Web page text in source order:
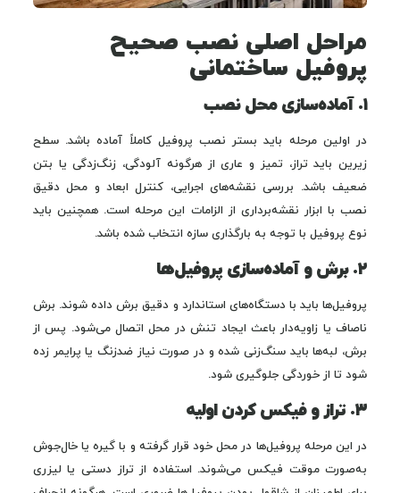
مراحل اصلی نصب صحیح
پروفیل ساختمانی
۱. آماده‌سازی محل نصب
در اولین مرحله باید بستر نصب پروفیل کاملاً آماده باشد. سطح
زیرین باید تراز، تمیز و عاری از هرگونه آلودگی، زنگ‌زدگی یا بتن
ضعیف باشد. بررسی نقشه‌های اجرایی، کنترل ابعاد و محل دقیق
نصب با ابزار نقشه‌برداری از الزامات این مرحله است. همچنین باید
نوع پروفیل با توجه به بارگذاری سازه انتخاب شده باشد.
۲. برش و آماده‌سازی پروفیل‌ها
پروفیل‌ها باید با دستگاه‌های استاندارد و دقیق برش داده شوند. برش
ناصاف یا زاویه‌دار باعث ایجاد تنش در محل اتصال می‌شود. پس از
برش، لبه‌ها باید سنگ‌زنی شده و در صورت نیاز ضدزنگ یا پرایمر زده
شود تا از خوردگی جلوگیری شود.
۳. تراز و فیکس کردن اولیه
در این مرحله پروفیل‌ها در محل خود قرار گرفته و با گیره یا خال‌جوش
به‌صورت موقت فیکس می‌شوند. استفاده از تراز دستی یا لیزری